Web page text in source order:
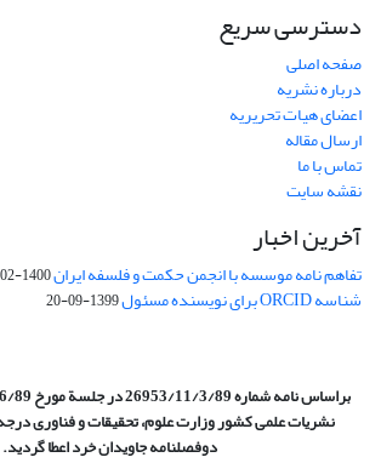
دسترسی سریع
صفحه اصلی
درباره نشریه
اعضای هیات تحریریه
ارسال مقاله
تماس با ما
نقشه سایت
آخرین اخبار
تفاهم نامه موسسه با انجمن حکمت و فلسفه ایران1400-02-21
شناسه ORCID برای نویسنده مسئول 1399-09-20
براساس نامه شماره 26953/11/3/89 در جلسة مورخ 31/6/89 کمیسیون
نشریات علمی کشور وزارت علوم، تحقیقات و فناوری
دوفصلنامه جاویدان خرد اعطا گردید.